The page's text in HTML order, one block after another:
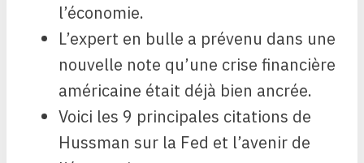
l’économie.
L’expert en bulle a prévenu dans une
nouvelle note qu’une crise financière
américaine était déjà bien ancrée.
Voici les 9 principales citations de
Hussman sur la Fed et l’avenir de